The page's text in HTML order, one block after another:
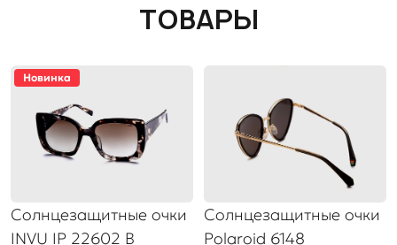
ТОВАРЫ
Новинка
Солнцезащитные очки
INVU IP 22602 B
Солнцезащитные очки
Polaroid 6148